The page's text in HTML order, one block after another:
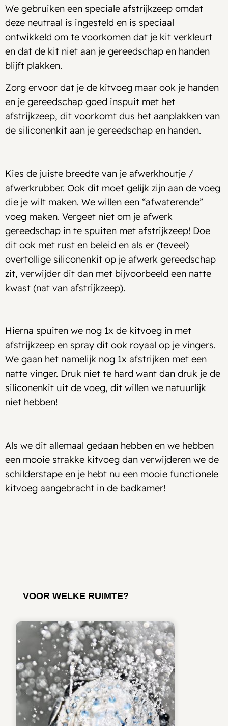
We gebruiken een speciale afstrijkzeep omdat
deze neutraal is ingesteld en is speciaal
ontwikkeld om te voorkomen dat je kit verkleurt
en dat de kit niet aan je gereedschap en handen
blijft plakken.
Zorg ervoor dat je de kitvoeg maar ook je handen
en je gereedschap goed inspuit met het
afstrijkzeep, dit voorkomt dus het aanplakken van
de siliconenkit aan je gereedschap en handen.
Kies de juiste breedte van je afwerkhoutje /
afwerkrubber. Ook dit moet gelijk zijn aan de voeg
die je wilt maken. We willen een “afwaterende”
voeg maken. Vergeet niet om je afwerk
gereedschap in te spuiten met afstrijkzeep! Doe
dit ook met rust en beleid en als er (teveel)
overtollige siliconenkit op je afwerk gereedschap
zit, verwijder dit dan met bijvoorbeeld een natte
kwast (nat van afstrijkzeep).
Hierna spuiten we nog 1x de kitvoeg in met
afstrijkzeep en spray dit ook royaal op je vingers.
We gaan het namelijk nog 1x afstrijken met een
natte vinger. Druk niet te hard want dan druk je de
siliconenkit uit de voeg, dit willen we natuurlijk
niet hebben!
Als we dit allemaal gedaan hebben en we hebben
een mooie strakke kitvoeg dan verwijderen we de
schilderstape en je hebt nu een mooie functionele
kitvoeg aangebracht in de badkamer!
VOOR WELKE RUIMTE?